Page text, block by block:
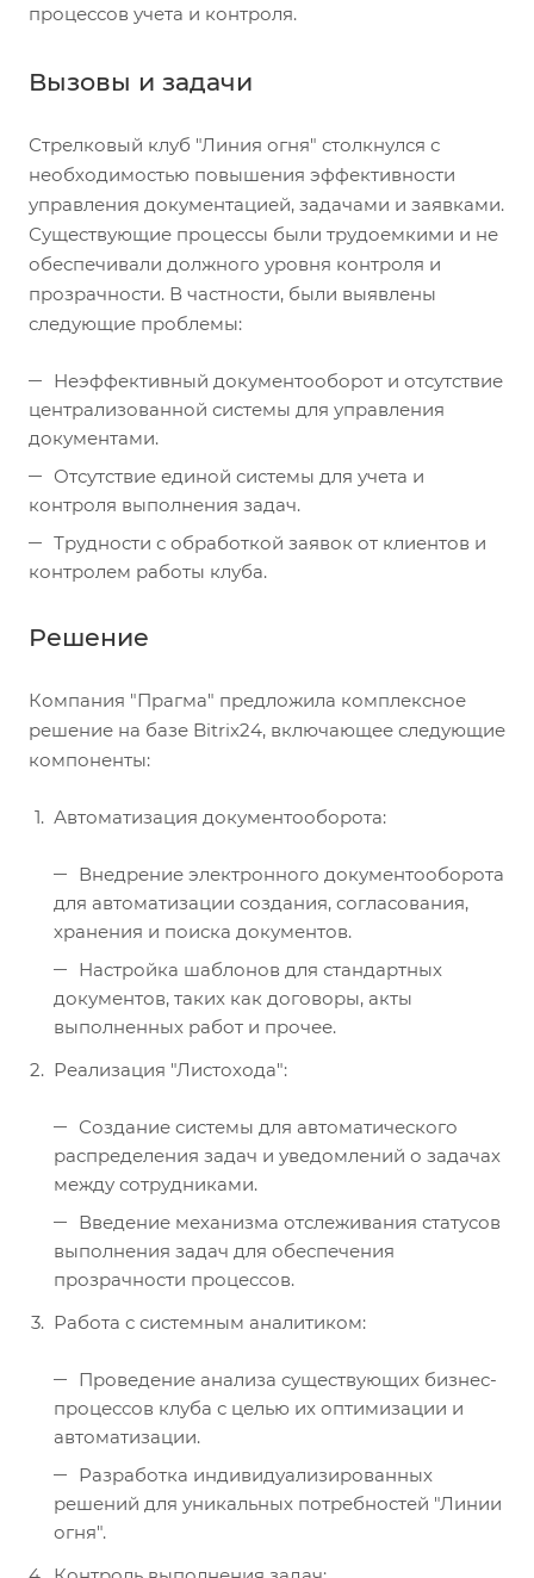
процессов учета и контроля.
Вызовы и задачи
Стрелковый клуб "Линия огня" столкнулся с
необходимостью повышения эффективности
управления документацией, задачами и заявками.
Существующие процессы были трудоемкими и не
обеспечивали должного уровня контроля и
прозрачности. В частности, были выявлены
следующие проблемы:
Неэффективный документооборот и отсутствие
централизованной системы для управления
документами.
Отсутствие единой системы для учета и
контроля выполнения задач.
Трудности с обработкой заявок от клиентов и
контролем работы клуба.
Решение
Компания "Прагма" предложила комплексное
решение на базе Bitrix24, включающее следующие
компоненты:
Автоматизация документооборота:
Внедрение электронного документооборота
для автоматизации создания, согласования,
хранения и поиска документов.
Настройка шаблонов для стандартных
документов, таких как договоры, акты
выполненных работ и прочее.
Реализация "Листохода":
Создание системы для автоматического
распределения задач и уведомлений о задачах
между сотрудниками.
Введение механизма отслеживания статусов
выполнения задач для обеспечения
прозрачности процессов.
Работа с системным аналитиком:
Проведение анализа существующих бизнес-
процессов клуба с целью их оптимизации и
автоматизации.
Разработка индивидуализированных
решений для уникальных потребностей "Линии
огня".